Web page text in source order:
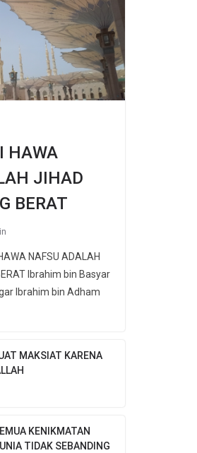
HAWA
JIHAD
BERAT
NAFSU ADALAH
Ibrahim bin Basyar
Ibrahim bin Adham
MAKSIAT KARENA
KENIKMATAN
TIDAK SEBANDING